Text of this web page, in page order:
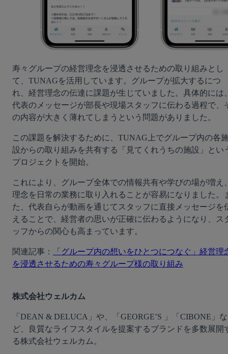
寿々グループの経営理念を浸透させるための取り組みとし
て、TUNAGを活用しています。グループが拡大するにつ
れ、経営理念の伝達に課題が生じていました。具体的には
代表のメッセージが部長や現場スタッフに伝わる過程で、
の内容が大きく薄れてしまうという問題がありました。
この課題を解決するために、TUNAG上でグループ内の各
設からの取り組みを共有する「見てくれうちの施設」とい
プロジェクトを開始。
これにより、グループ全体での情報共有や学びの場が増え
理念を日常の業務に取り入れることが容易になりました。
た、代表自らが動画を通じてスタッフに直接メッセージを
えることで、経営者の思いが正確に伝わるようになり、ス
ッフからの関心も高まっています。
関連記事：
「グループ内の想いをひとつにつなぐ」経営理
を浸透させるための寿々グループ様の取り組み
株式会社ウェルカム
「DEAN & DELUCA」や、「GEORGE’S 」「CIBONE」な
ど、良質なライフスタイルを提案するブランドを多数展開
る株式会社ウェルカム。